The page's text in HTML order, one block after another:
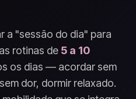
a "sessão do dia" para
rotinas de 5 a 10
os dias — acordar sem
dor, dormir relaxado.